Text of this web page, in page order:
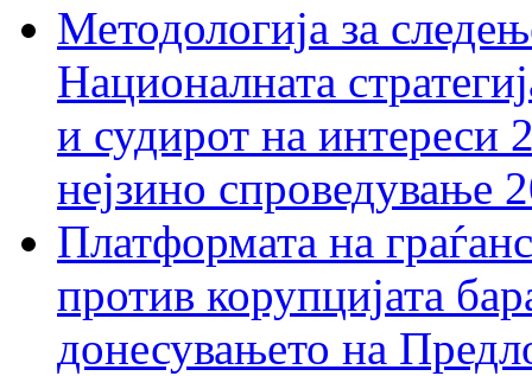
Методологија за
Националната
и судирот на интереси
нејзино спроведување
Платформата на
против корупцијата
донесувањето на